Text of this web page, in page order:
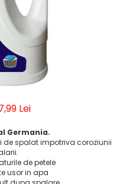
Lei
Germania.
de spalat impotriva coroziunii
de petele
usor in apa